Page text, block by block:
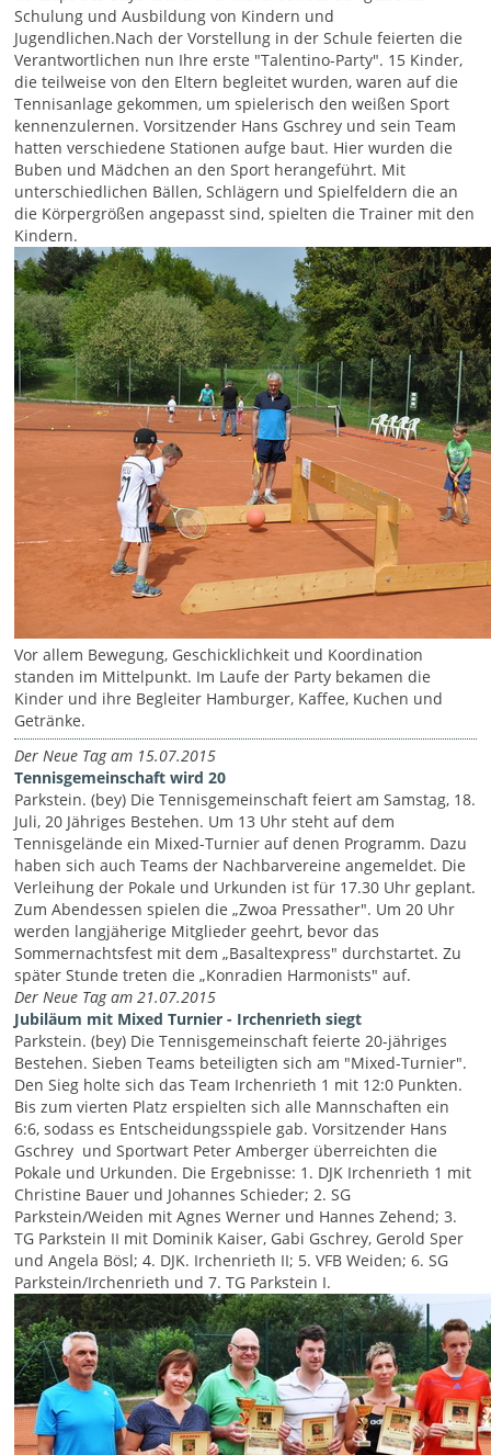
Schulung und Ausbildung von Kindern und
Jugendlichen.Nach der Vorstellung in der Schule feierten die
Verantwortlichen nun Ihre erste "Talentino-Party". 15 Kinder,
die teilweise von den Eltern begleitet wurden, waren auf die
Tennisanlage gekommen, um spielerisch den weißen Sport
kennenzulernen. Vorsitzender Hans Gschrey und sein Team
hatten verschiedene Stationen aufge baut. Hier wurden die
Buben und Mädchen an den Sport herangeführt. Mit
unterschiedlichen Bällen, Schlägern und Spielfeldern die an
die Körpergrößen angepasst sind, spielten die Trainer mit den
Kindern.
Vor allem Bewegung, Geschicklichkeit und Koordination
standen im Mittelpunkt. Im Laufe der Party bekamen die
Kinder und ihre Begleiter Hamburger, Kaffee, Kuchen und
Getränke.
Der Neue Tag am 15.07.2015
Tennisgemeinschaft wird 20
Parkstein. (bey) Die Tennisgemeinschaft feiert am Samstag, 18.
Juli, 20 Jähriges Bestehen. Um 13 Uhr steht auf dem
Tennisgelände ein Mixed-Turnier auf denen Programm. Dazu
haben sich auch Teams der Nachbarvereine angemeldet. Die
Verleihung der Pokale und Urkunden ist für 17.30 Uhr geplant.
Zum Abendessen spielen die „Zwoa Pressather". Um 20 Uhr
werden langjäherige Mitglieder geehrt, bevor das
Sommernachtsfest mit dem „Basaltexpress" durchstartet. Zu
später Stunde treten die „Konradien Harmonists" auf.
Der Neue Tag am 21.07.2015
Jubiläum mit Mixed Turnier - Irchenrieth siegt
Parkstein. (bey) Die Tennisgemeinschaft feierte 20-jähriges
Bestehen. Sieben Teams beteiligten sich am "Mixed-Turnier".
Den Sieg holte sich das Team Irchenrieth 1 mit 12:0 Punkten.
Bis zum vierten Platz erspielten sich alle Mannschaften ein
6:6, sodass es Entscheidungsspiele gab. Vorsitzender Hans
Gschrey und Sportwart Peter Amberger überreichten die
Pokale und Urkunden. Die Ergebnisse: 1. DJK Irchenrieth 1 mit
Christine Bauer und Johannes Schieder; 2. SG
Parkstein/Weiden mit Agnes Werner und Hannes Zehend; 3.
TG Parkstein II mit Dominik Kaiser, Gabi Gschrey, Gerold Sper
und Angela Bösl; 4. DJK. Irchenrieth II; 5. VFB Weiden; 6. SG
Parkstein/Irchenrieth und 7. TG Parkstein I.